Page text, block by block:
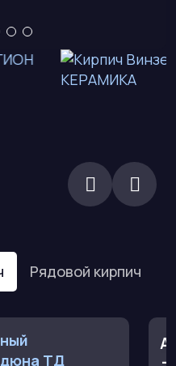
Рядовой кирпич